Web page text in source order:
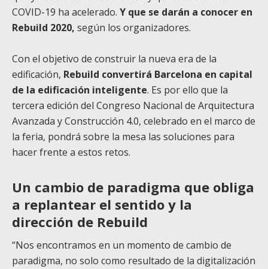
COVID-19 ha acelerado. Y que se darán a conocer en
Rebuild 2020, según los organizadores.
Con el objetivo de construir la nueva era de la
edificación, Rebuild convertirá Barcelona en capital
de la edificación inteligente. Es por ello que la
tercera edición del Congreso Nacional de Arquitectura
Avanzada y Construcción 4.0, celebrado en el marco de
la feria, pondrá sobre la mesa las soluciones para
hacer frente a estos retos.
Un cambio de paradigma que obliga
a replantear el sentido y la
dirección de Rebuild
“Nos encontramos en un momento de cambio de
paradigma, no solo como resultado de la digitalización